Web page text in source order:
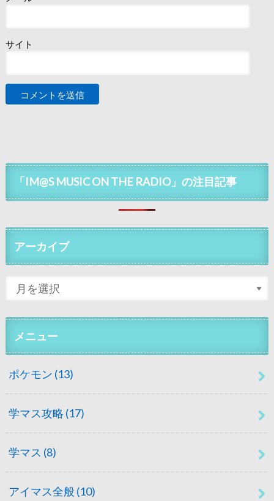
サイト
「IM@S MUSIC ON THE RADIO」の注目記事
アーカイブ
メニュー
ポケモン (13)
学マス攻略 (17)
学マス (8)
アイマス全般 (10)